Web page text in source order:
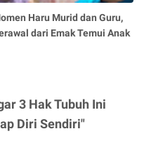
Haru Murid dan Guru,
dari Emak Temui Anak
3 Hak Tubuh Ini
Diri Sendiri"